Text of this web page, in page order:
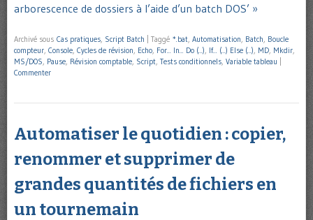
arborescence de dossiers à l’aide d’un batch DOS’ »
Archivé sous Cas pratiques, Script Batch Taggé *.bat, Automatisation, Batch, Boucle
compteur, Console, Cycles de révision, Echo, For... In... Do (...), If... (...) Else (...), MD, Mkdir,
MS/DOS, Pause, Révision comptable, Script, Tests conditionnels, Variable tableau
Commenter
Automatiser le quotidien : copier,
renommer et supprimer de
grandes quantités de fichiers en
un tournemain